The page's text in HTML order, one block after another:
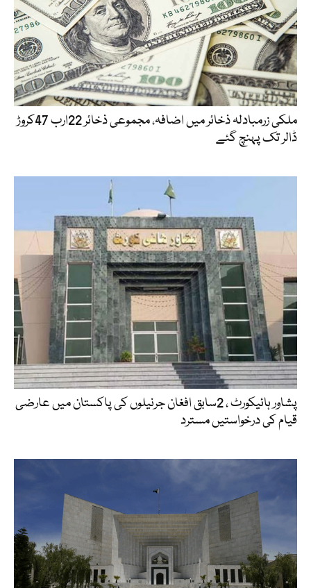
ملکی زرمبادلہ ذخائر میں اضافہ، مجموعی ذخائر 22ارب 47کروڑ
ڈالر تک پہنچ گئے
پشاور ہائیکورٹ ، 2سابق افغان جرنیلوں کی پاکستان میں عارضی
قیام کی درخواستیں مسترد